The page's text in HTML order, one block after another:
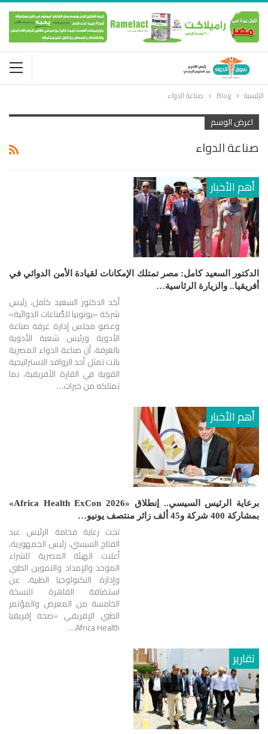
الرئيسية Blog صناعة الدواء
اعرض الوسم
صناعة الدواء
أهم الأخبار
الدكتور السعيد كامل: مصر تمتلك الإمكانات لقيادة الأمن الدوائي في
أفريقيا.. والزيارة الرئاسية…
أكد الدكتور السعيد كامل، رئيس
شركة «يوتوبيا للصِّناعات الدوائية»
وعضو مجلس إدارة غرفة صناعة
الأدوية ورئيس شعبة الأدوية
بالغرفة، أن صناعة الدواء المصرية
باتت تمثل أحد الروافد الاستراتيجية
القوية في القارة الأفريقية، بما
تمتلكه من خبرات…
أهم الأخبار
برعاية الرئيس السيسي.. إنطلاق «Africa Health ExCon 2026»
بمشاركة 400 شركة و45 ألف زائر منتصف يونيو…
تحت رعاية فخامة الرئيس عبد
الفتاح السيسي، رئيس الجمهورية،
أعلنت الهيئة المصرية للشراء
الموحد والإمداد والتموين الطبي
وإدارة التكنولوجيا الطبية، عن
استضافة القاهرة للنسخة
الخامسة من المعرض والمؤتمر
الطبي الإفريقي «صحة إفريقيا
Africa Health…
تقارير